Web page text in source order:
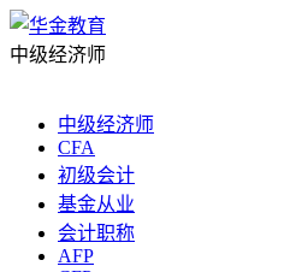
中级经济师
中级经济师
CFA
初级会计
基金从业
会计职称
AFP